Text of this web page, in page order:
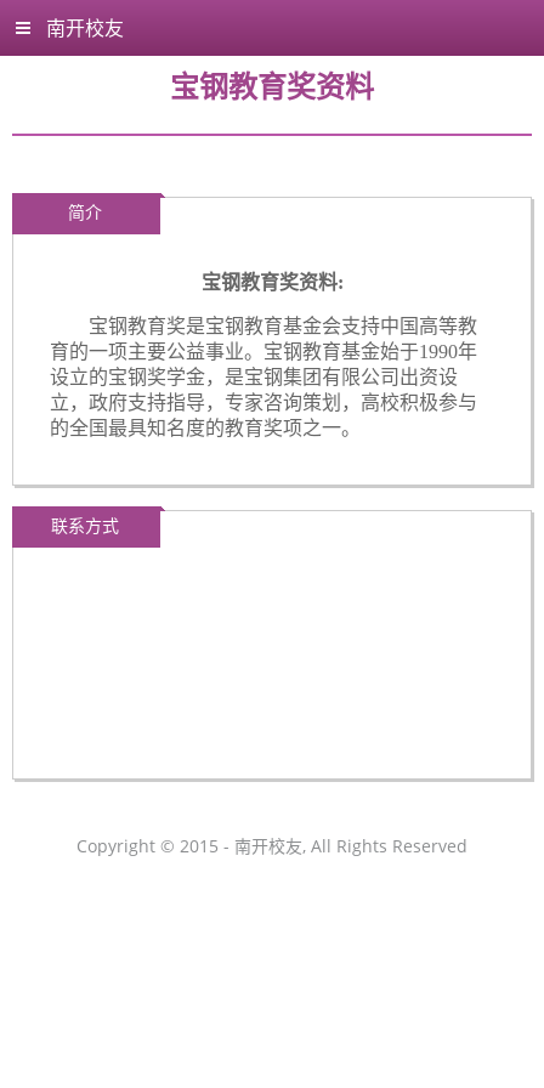
南开校友
宝钢教育奖资料
简介
宝钢教育奖资料:
宝钢教育奖是宝钢教育基金会支持中国高等教
育的一项主要公益事业。宝钢教育基金始于1990年
设立的宝钢奖学金，是宝钢集团有限公司出资设
立，政府支持指导，专家咨询策划，高校积极参与
的全国最具知名度的教育奖项之一。
联系方式
Copyright © 2015 - 南开校友, All Rights Reserved